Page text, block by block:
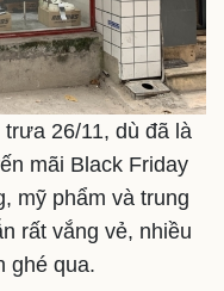
26/11, dù đã là
mãi Black Friday
mỹ phẩm và trung
rất vắng vẻ, nhiều
ghé qua.